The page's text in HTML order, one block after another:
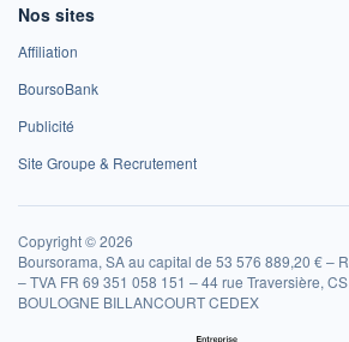
Nos sites
Affiliation
BoursoBank
Publicité
Site Groupe & Recrutement
Copyright © 2026
Boursorama, SA au capital de 53 576 889,20 € –
– TVA FR 69 351 058 151 – 44 rue Traversière,
BOULOGNE BILLANCOURT CEDEX